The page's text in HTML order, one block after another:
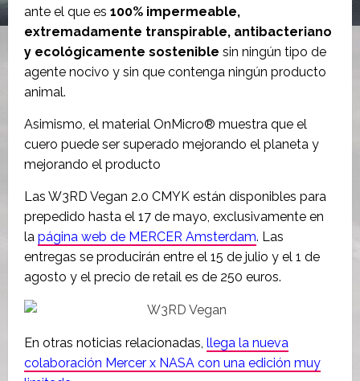
ante el que es 100% impermeable,
extremadamente transpirable, antibacteriano
y ecológicamente sostenible sin ningún tipo de
agente nocivo y sin que contenga ningún producto
animal.
Asimismo, el material OnMicro® muestra que el
cuero puede ser superado mejorando el planeta y
mejorando el producto
Las W3RD Vegan 2.0 CMYK están disponibles para
prepedido hasta el 17 de mayo, exclusivamente en
la página web de MERCER Amsterdam. Las
entregas se producirán entre el 15 de julio y el 1 de
agosto y el precio de retail es de 250 euros.
En otras noticias relacionadas, llega la nueva
colaboración Mercer x NASA con una edición muy